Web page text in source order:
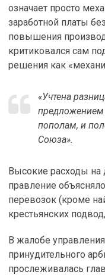
означает просто
заработной платы
повышения
критиковался сам
решения как
«Учтена
предложением
пополам, и
Союза».
Высокие расходы на
правление
перевозок (кроме
крестьянских
В жалобе
принудительного
прослеживалась